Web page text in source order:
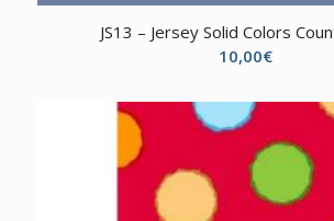
JS13 – Jersey Solid Colors
10,00€